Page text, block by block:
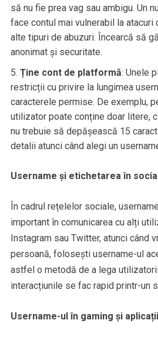
să nu fie prea vag sau ambigu. Un
face contul mai vulnerabil la atacuri
alte tipuri de abuzuri. Încearcă să
anonimat și securitate.
Ține cont de platformă: Unele
restricții cu privire la lungimea
caracterele permise. De exemplu,
utilizator poate conține doar litere,
nu trebuie să depășească 15
detalii atunci când alegi un
Username și etichetarea în
În cadrul rețelelor sociale,
important în comunicarea cu alți
Instagram sau Twitter, atunci când
persoană, folosești username-ul
astfel o metodă de a lega
interacțiunile se fac rapid printr-un
Username-ul în gaming și aplicații